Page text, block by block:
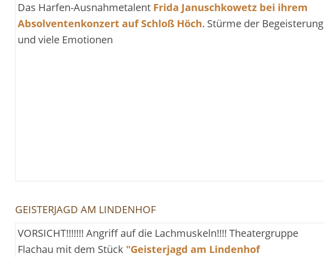
Das Harfen-Ausnahmetalent Frida Januschkowetz bei ihrem
Absolventenkonzert auf Schloß Höch. Stürme der Begeisterung
und viele Emotionen
GEISTERJAGD AM LINDENHOF
VORSICHT!!!!!!! Angriff auf die Lachmuskeln!!!! Theatergruppe
Flachau mit dem Stück "Geisterjagd am Lindenhof